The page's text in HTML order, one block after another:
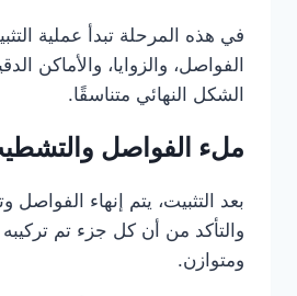
في هذه المرحلة تبدأ عملية
الفواصل، والزوايا، والأماكن
الشكل النهائي متناسقًا.
ملء الفواصل
بعد التثبيت، يتم إنهاء
والتأكد من أن كل جزء تم
ومتوازن.